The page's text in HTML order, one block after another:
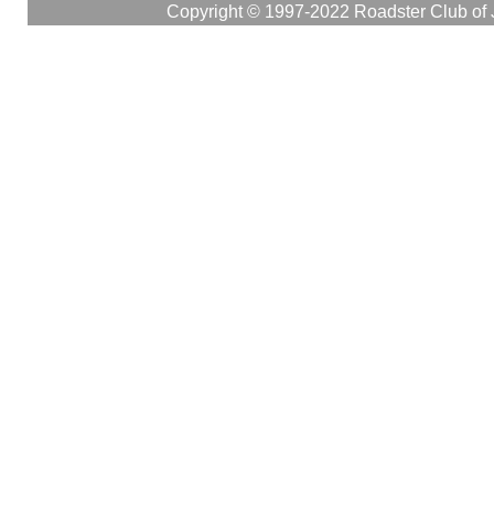
Copyright © 1997-2022 Roadster Club of